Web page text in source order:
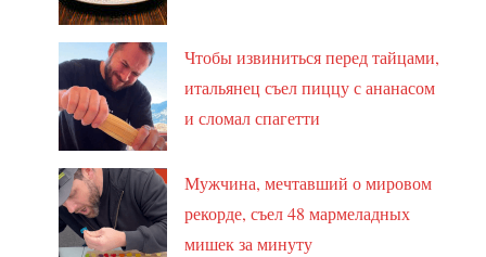
Чтобы извиниться перед тайцами,
итальянец съел пиццу с ананасом
и сломал спагетти
Мужчина, мечтавший о мировом
рекорде, съел 48 мармеладных
мишек за минуту